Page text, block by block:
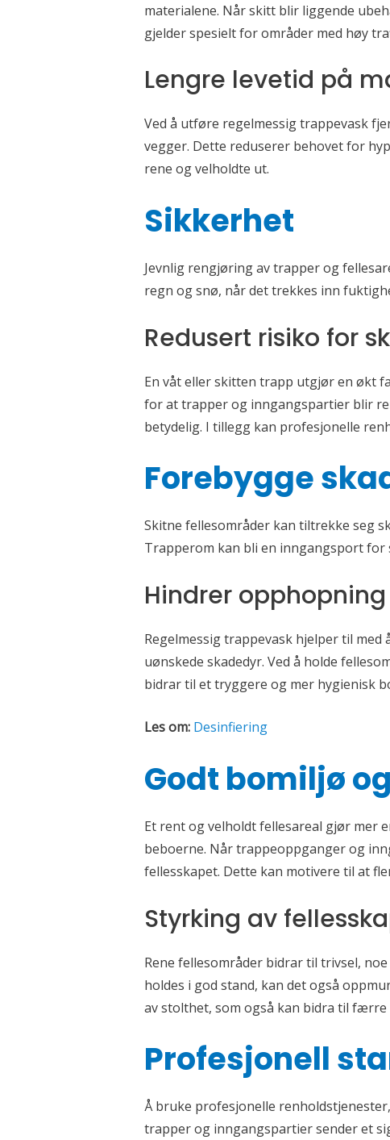
materialene. Når skitt blir liggende
gjelder spesielt for områder med høy
Lengre levetid på
Ved å utføre regelmessig trappevask
vegger. Dette reduserer behovet for
rene og velholdte ut.
Sikkerhet
Jevnlig rengjøring av trapper og
regn og snø, når det trekkes inn
Redusert risiko for
En våt eller skitten trapp utgjør en økt
for at trapper og inngangspartier blir
betydelig. I tillegg kan profesjonelle
Forebygge
Skitne fellesområder kan tiltrekke seg
Trapperom kan bli en inngangsport for
Hindrer
Regelmessig trappevask hjelper til
uønskede skadedyr. Ved å holde
bidrar til et tryggere og mer hygienisk
Les om: Desinfiering
Godt bomiljø
Et rent og velholdt fellesareal gjør mer
beboerne. Når trappeoppganger og
fellesskapet. Dette kan motivere til at
Styrking av
Rene fellesområder bidrar til trivsel,
holdes i god stand, kan det også
av stolthet, som også kan bidra til
Profesjonell
Å bruke profesjonelle
trapper og inngangspartier sender et